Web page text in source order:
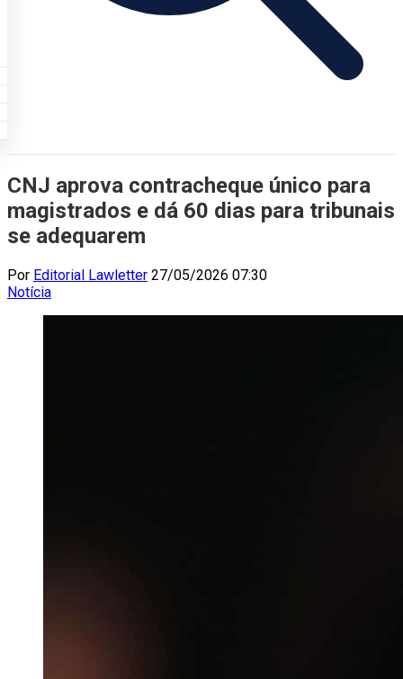
CNJ aprova contracheque único para
magistrados e dá 60 dias para tribunais
se adequarem
Por Editorial Lawletter 27/05/2026 07:30
Notícia